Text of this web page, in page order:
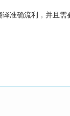
准确流利，并且需